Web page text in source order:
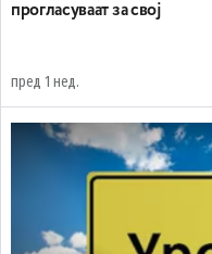
прогласуваат за свој
пред 1 нед.